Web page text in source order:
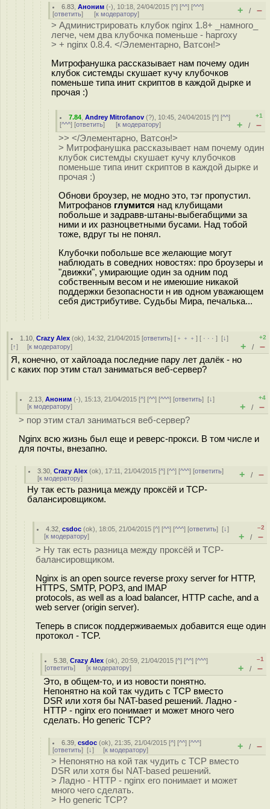
6.83 ,Аноним (-), 10:18, 24/04/2015 [^] [^^] [^^^]
[ответить] [к модератору] + / –
> Администрировать клубок nginx 1.8+ _намного_
легче, чем два клубочка поменьше - haproxy
> + nginx 0.8.4. </Элементарно, Ватсон!>
Митрофанушка рассказывает нам почему один
клубок системды скушает кучу клубочков
поменьше типа инит скриптов в каждой дырке и
прочая :)
7.84 ,Andrey Mitrofanov (?), 10:45, 24/04/2015 [^] [^^]
[^^^] [ответить] [к модератору]
+1
+ / –
>> </Элементарно, Ватсон!>
> Митрофанушка рассказывает нам почему один
клубок системды скушает кучу клубочков
поменьше типа инит скриптов в каждой дырке и
прочая :)
Обнови броузер, не модно это, тэг пропустил.
Митрофанов глумится над клубищами
побольше и задравв-штаны-выбегабщими за
ними и их разноцветными бусами. Над тобой
тоже, вдруг ты не понял.
Клубочки побольше все желающие могут
наблюдать в соведних новостях: про броузеры и
"движки", умирающие один за одним под
собственным весом и не имеюшие никакой
поддержки безопасности н ив одном уважающем
себя дистрибутиве. Судьбы Мира, печалька...
1.10 ,Crazy Alex (ok), 14:32, 21/04/2015 [ответить] [ ﹢﹢﹢] [ · · ·][↓]
[↑] [к модератору]
+2
+ / –
Я, конечно, от хайлоада последние пару лет далёк - но
с каких пор этим стал заниматься веб-сервер?
2.13 ,Аноним (-), 15:13, 21/04/2015 [^] [^^] [^^^] [ответить][↓]
[к модератору]
+4
+ / –
> пор этим стал заниматься веб-сервер?
Nginx всю жизнь был еще и реверс-прокси. В том числе и
для почты, внезапно.
3.30 ,Crazy Alex (ok), 17:11, 21/04/2015 [^] [^^] [^^^] [ответить]
[к модератору] + / –
Ну так есть разница между проксёй и TCP-
балансировщиком.
4.32 ,csdoc (ok), 18:05, 21/04/2015 [^] [^^] [^^^] [ответить][↓]
[к модератору]
–2
+ / –
> Ну так есть разница между проксёй и TCP-
балансировщиком.
Nginx is an open source reverse proxy server for HTTP,
HTTPS, SMTP, POP3, and IMAP
protocols, as well as a load balancer, HTTP cache, and a
web server (origin server).
Теперь в список поддерживаемых добавится еще один
протокол - TCP.
5.38 ,Crazy Alex (ok), 20:59, 21/04/2015 [^] [^^] [^^^]
[ответить] [к модератору]
–1
+ / –
Это, в общем-то, и из новости понятно.
Непонятно на кой так чудить с TCP вместо
DSR или хотя бы NAT-based решений. Ладно -
HTTP - nginx его понимает и может много чего
сделать. Но generic TCP?
6.39 ,csdoc (ok), 21:35, 21/04/2015 [^] [^^] [^^^]
[ответить] [↓] [к модератору] + / –
> Непонятно на кой так чудить с TCP вместо
DSR или хотя бы NAT-based решений.
> Ладно - HTTP - nginx его понимает и может
много чего сделать.
> Но generic TCP?